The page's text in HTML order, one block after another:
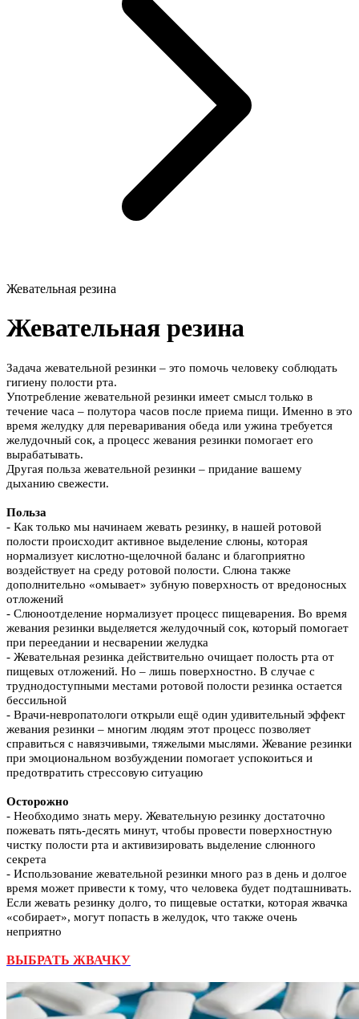
Жевательная резина
Жевательная резина
Задача жевательной резинки – это помочь человеку соблюдать
гигиену полости рта.
Употребление жевательной резинки имеет смысл только в
течение часа – полутора часов после приема пищи. Именно в это
время желудку для переваривания обеда или ужина требуется
желудочный сок, а процесс жевания резинки помогает его
вырабатывать.
Другая польза жевательной резинки – придание вашему
дыханию свежести.
Польза
- Как только мы начинаем жевать резинку, в нашей ротовой
полости происходит активное выделение слюны, которая
нормализует кислотно-щелочной баланс и благоприятно
воздействует на среду ротовой полости. Слюна также
дополнительно «омывает» зубную поверхность от вредоносных
отложений
- Слюноотделение нормализует процесс пищеварения. Во время
жевания резинки выделяется желудочный сок, который помогает
при переедании и несварении желудка
- Жевательная резинка действительно очищает полость рта от
пищевых отложений. Но – лишь поверхностно. В случае с
труднодоступными местами ротовой полости резинка остается
бессильной
- Врачи-невропатологи открыли ещё один удивительный эффект
жевания резинки – многим людям этот процесс позволяет
справиться с навязчивыми, тяжелыми мыслями. Жевание резинки
при эмоциональном возбуждении помогает успокоиться и
предотвратить стрессовую ситуацию
Осторожно
- Необходимо знать меру. Жевательную резинку достаточно
пожевать пять-десять минут, чтобы провести поверхностную
чистку полости рта и активизировать выделение слюнного
секрета
- Использование жевательной резинки много раз в день и долгое
время может привести к тому, что человека будет подташнивать.
Если жевать резинку долго, то пищевые остатки, которая жвачка
«собирает», могут попасть в желудок, что также очень
неприятно
ВЫБРАТЬ ЖВАЧКУ